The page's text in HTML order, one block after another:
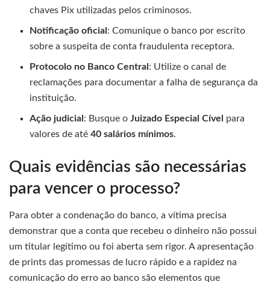
chaves Pix utilizadas pelos criminosos.
Notificação oficial : Comunique o banco por escrito
sobre a suspeita de conta fraudulenta receptora.
Protocolo no Banco Central : Utilize o canal de
reclamações para documentar a falha de segurança da
instituição.
Ação judicial : Busque oJuizado Especial Cível
para
valores de até40 salários mínimos.
Quais evidências são necessárias
para vencer o processo?
Para obter a condenação do banco, a vítima precisa
demonstrar que a conta que recebeu o dinheiro não possui
um titular legítimo ou foi aberta sem rigor. A apresentação
de prints das promessas de lucro rápido e a rapidez na
comunicação do erro ao banco são elementos que